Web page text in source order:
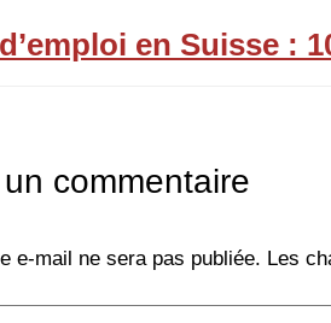
en Suisse :
commentaire
e-mail ne sera pas publiée. Les